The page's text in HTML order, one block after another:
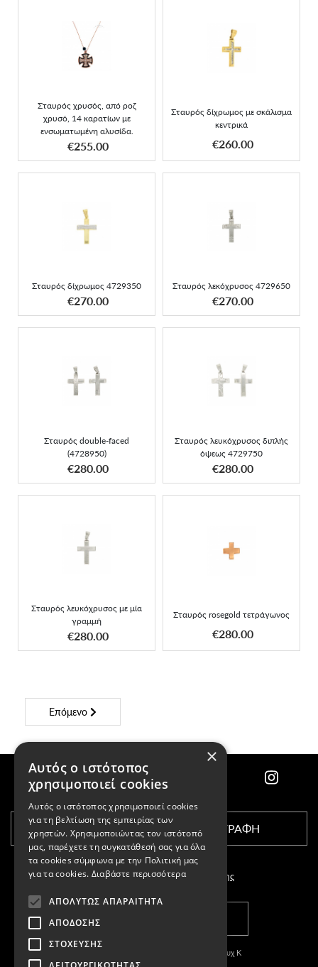
Σταυρός χρυσός, από ροζ
χρυσό, 14 καρατίων με
ενσωματωμένη αλυσίδα.
€255.00
Σταυρός χρυσός, από ροζ
χρυσό, 14 καρατίων με
ενσωματωμένη αλυσίδα.
ΑΠΟΚΤΗΣΕ ΤΟ
Σταυρός δίχρωμος με σκάλισμα
κεντρικά
€260.00
Σταυρός δίχρωμος με
σκάλισμα κεντρικά
ΑΠΟΚΤΗΣΕ ΤΟ
Σταυρός δίχρωμος 4729350
€270.00
Σταυρός δίχρωμος
4729350
ΑΠΟΚΤΗΣΕ ΤΟ
Σταυρός λεκόχρυσος 4729650
€270.00
Σταυρός λεκόχρυσος
4729650
ΑΠΟΚΤΗΣΕ ΤΟ
Σταυρός double-faced
(4728950)
€280.00
Σταυρός double-faced
(4728950)
ΑΠΟΚΤΗΣΕ ΤΟ
Σταυρός λευκόχρυσος διπλής
όψεως 4729750
€280.00
Σταυρός λευκόχρυσος
διπλής όψεως 4729750
ΑΠΟΚΤΗΣΕ ΤΟ
Σταυρός λευκόχρυσος με μία
γραμμή
€280.00
Σταυρός λευκόχρυσος με
ΑΠΟΚΤΗΣΕ ΤΟ
Σταυρός rosegold τετράγωνος
€280.00
Σταυρός rosegold
τετράγωνος
ΑΠΟΚΤΗΣΕ ΤΟ
Επόμενο
ΕΓΓΡΑΦΗ
Αποδέχομαι τους όρους χρήσης
Copyright © 2011-2026 Κασπαριάν Σεμπουχ Κ
×
Αυτός ο ιστότοπος
χρησιμοποιεί cookies
Αυτός ο ιστότοπος χρησιμοποιεί cookies
για τη βελτίωση της εμπειρίας των
χρηστών. Χρησιμοποιώντας τον ιστότοπό
μας, παρέχετε τη συγκατάθεσή σας για όλα
τα cookies σύμφωνα με την Πολιτική μας
για τα cookies. Διαβάστε περισσότερα
ΑΠΟΛΎΤΩΣ ΑΠΑΡΑΊΤΗΤΑ
ΑΠΌΔΟΣΗΣ
ΣΤΌΧΕΥΣΗΣ